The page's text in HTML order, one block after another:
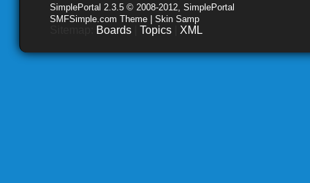
SimplePortal 2.3.5 © 2008-2012, SimplePortal
SMFSimple.com Theme | Skin Samp
Boards Topics XML